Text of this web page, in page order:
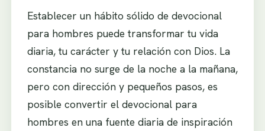
Establecer un hábito sólido de devocional
para hombres puede transformar tu vida
diaria, tu carácter y tu relación con Dios. La
constancia no surge de la noche a la mañana,
pero con dirección y pequeños pasos, es
posible convertir el devocional para
hombres en una fuente diaria de inspiración